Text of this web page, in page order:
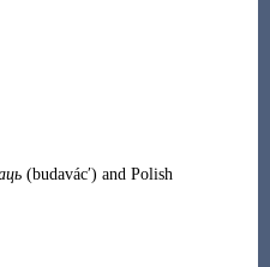
(budavácʹ) and Polish